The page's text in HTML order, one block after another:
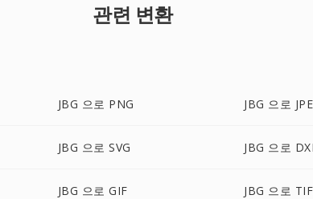
관련 변환
JBG 으로 PNG JBG 으로
JBG 으로 SVG JBG 으로
JBG 으로 GIF JBG 으로